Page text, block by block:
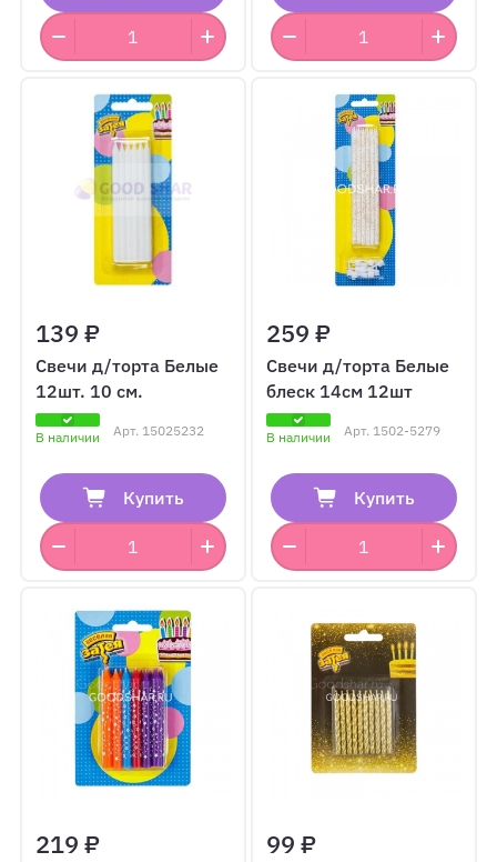
139 ₽
Свечи д/торта Белые
12шт. 10 см.
В наличии Арт. 15025232
Купить
259 ₽
Свечи д/торта Белые
блеск 14см 12шт
В наличии Арт. 1502-5279
Купить
219 ₽ 99 ₽